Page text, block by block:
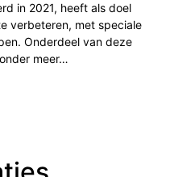
in 2021, heeft als doel
verbeteren, met speciale
Onderdeel van deze
meer…